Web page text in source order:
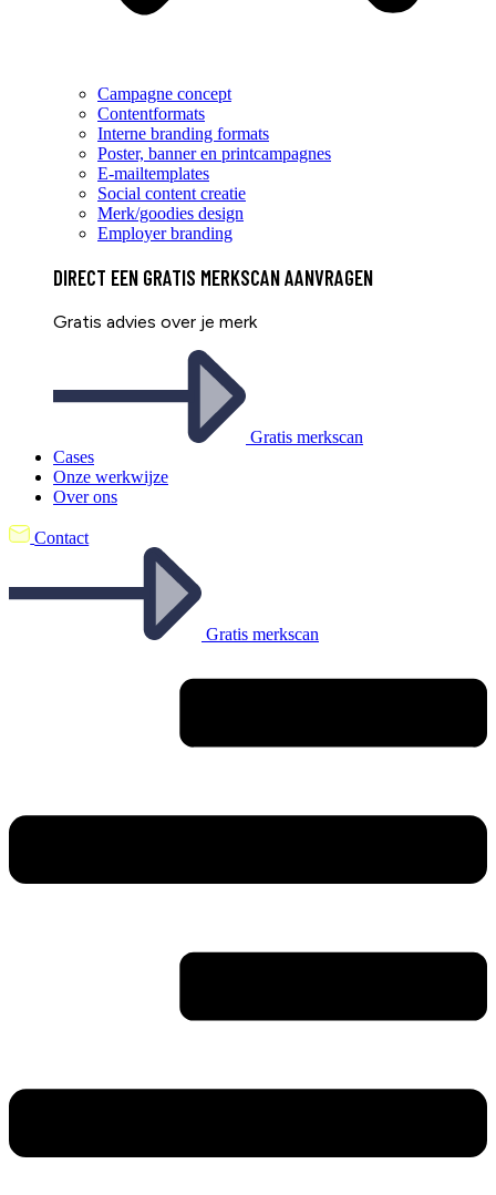
Campagne concept
Contentformats
Interne branding formats
Poster, banner en printcampagnes
E-mailtemplates
Social content creatie
Merk/goodies design
Employer branding
DIRECT EEN GRATIS MERKSCAN AANVRAGEN
Gratis advies over je merk
Gratis merkscan
Cases
Onze werkwijze
Over ons
Contact
Gratis merkscan